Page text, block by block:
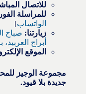
للاتصال
للمراسلة
الواتساب]
زيارتنا:
أبراج العربيد، برج 4، الدور 17،
الموقع
مجموعة الوجيز
جديدة بلا قيود.